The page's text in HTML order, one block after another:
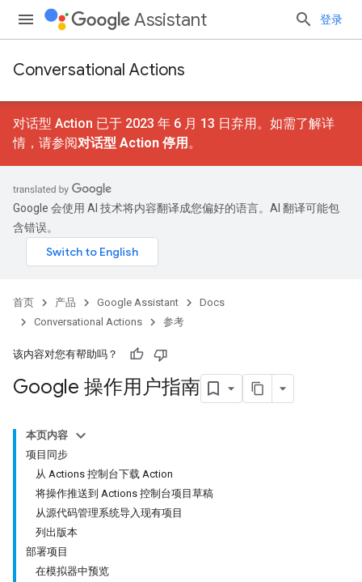
Assistant 登录
Conversational Actions
对话型 Action 已于 2023 年 6 月 13 日弃用。如需了解详
情，请参阅对话型 Action 停用 。
Google 会使用 AI 技术将内容翻译成您偏好的语言。AI 翻译可能包
含错误。
首页 产品 Google Assistant
Docs
Conversational Actions
参考
该内容对您有帮助吗？
Google 操作用户指南
本页内容
项目同步
从 Actions 控制台下载 Action
将操作推送到 Actions 控制台项目草稿
从源代码管理系统导入现有项目
列出版本
部署项目
在模拟器中预览